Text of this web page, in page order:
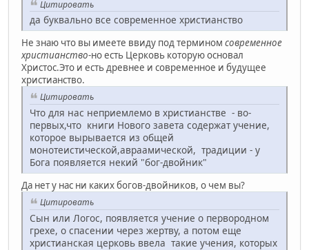
Цитировать
да буквально все современное христианство
Не знаю что вы имеете ввиду под термином современное
христианство-но есть Церковь которую основал
Христос.Это и есть древнее и современное и будущее
христианство.
Цитировать
Что для нас неприемлемо в христианстве - во-
первых,что книги Нового завета содержат учение,
которое вырывается из общей
монотеистической,авраамической, традиции - у
Бога появляется некий "бог-двойник"
Да нет у нас ни каких богов-двойников, о чем вы?
Цитировать
Сын или Логос, появляется учение о первородном
грехе, о спасении через жертву, а потом еще
христианская церковь ввела такие учения, которых